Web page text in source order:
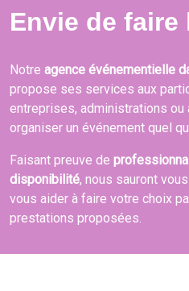
Envie de faire
Notre agence événementielle
propose ses services aux
entreprises, administrations
organiser un événement quel
Faisant preuve de
disponibilité, nous sauront
vous aider à faire votre choix
prestations proposées.